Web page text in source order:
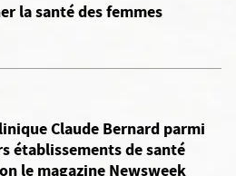
la santé des femmes
Claude Bernard parmi
établissements de santé
le magazine Newsweek